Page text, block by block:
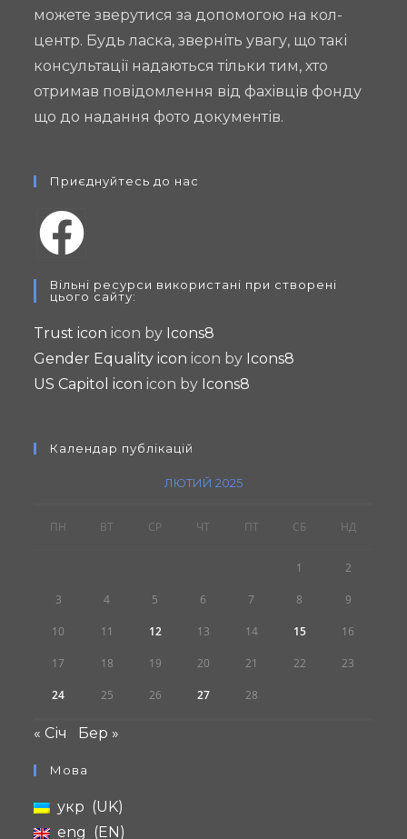
можете зверутися за допомогою на кол-
центр. Будь ласка, зверніть увагу, що такі
консультації надаються тільки тим, хто
отримав повідомлення від фахівців фонду
що до надання фото документів.
Приєднуйтесь до нас
new
tab
Вільні ресурси використані при створені
цього сайту:
Trust icon icon by Icons8
Gender Equality icon icon by Icons8
US Capitol icon icon by Icons8
Календар публікацій
ЛЮТИЙ 2025
ПН ВТ СР ЧТ ПТ СБ НД
1 2
3 4 5 6 7 8 9
10 11 12 13 14 15 16
17 18 19 20 21 22 23
24 25 26 27 28
« Січ Бер »
Мова
укр
UK
eng
EN